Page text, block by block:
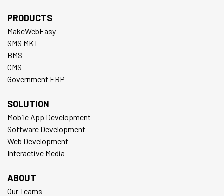
PRODUCTS
MakeWebEasy
SMS MKT
BMS
CMS
Government ERP
SOLUTION
Mobile App Development
Software Development
Web Development
Interactive Media
ABOUT
Our Teams